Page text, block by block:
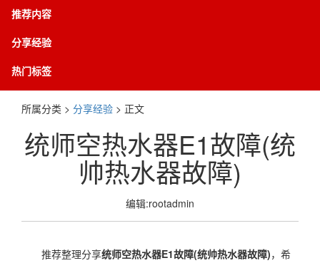
推荐内容
分享经验
热门标签
所属分类 > 分享经验 > 正文
统师空热水器E1故障(统
帅热水器故障)
编辑:rootadmin
推荐整理分享统师空热水器E1故障(统帅热水器故障)，希